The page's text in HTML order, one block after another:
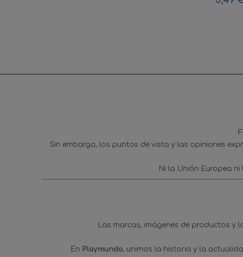
Sin embargo, los puntos de vista y las opiniones
Ni la Unión Europea
Las marcas, imágenes de productos y
En Playmundo, unimos la historia y la